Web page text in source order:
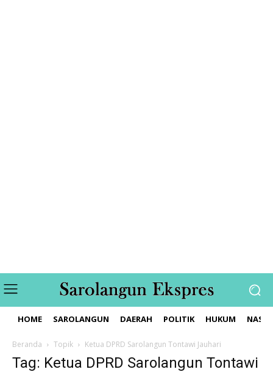
HOME SAROLANGUN DAERAH POLITIK HUKUM
Beranda Topik Ketua DPRD Sarolangun Tontawi Jauhari
Tag: Ketua DPRD Sarolangun Tontawi